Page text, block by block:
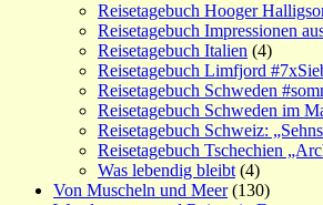
Reisetagebuch Hooger
Reisetagebuch Impressionen
Reisetagebuch Italien (4)
Reisetagebuch Limfjord
Reisetagebuch Schweden
Reisetagebuch Schweden im
Reisetagebuch Schweiz:
Reisetagebuch Tschechien
Was lebendig bleibt (4)
Von Muscheln und Meer(130)